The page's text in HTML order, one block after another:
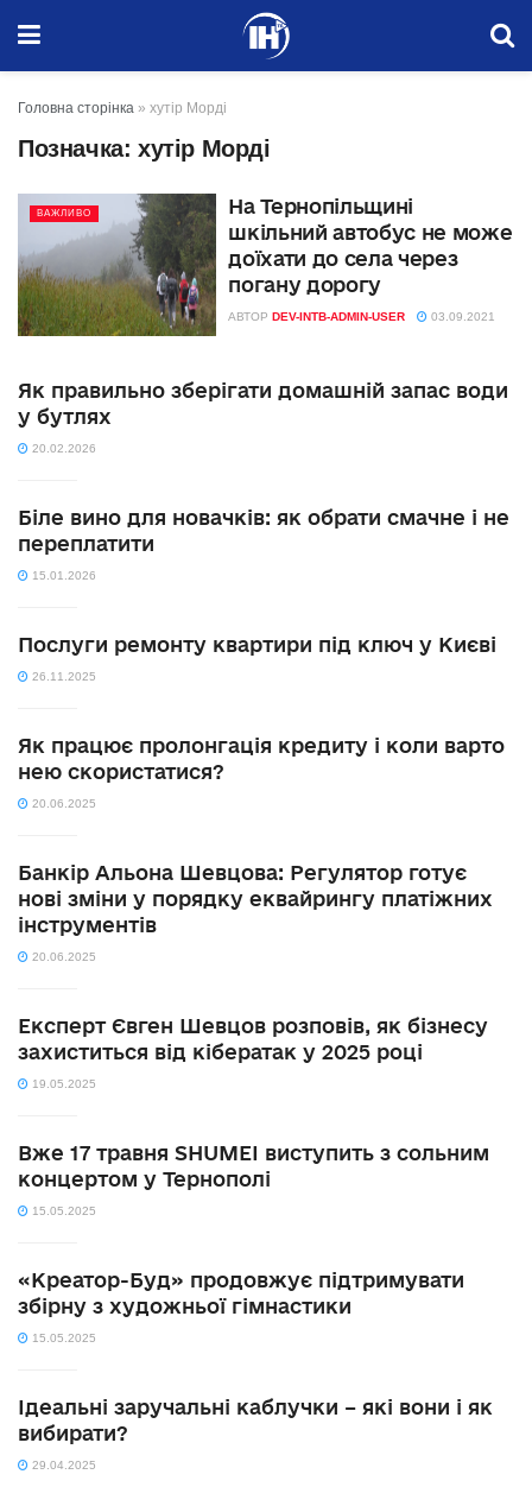
Головна сторінка » хутір Морді
Позначка: хутір Морді
ВАЖЛИВО
На Тернопільщині
шкільний автобус не може
доїхати до села через
погану дорогу
АВТОР DEV-INTB-ADMIN-USER 03.09.2021
Як правильно зберігати домашній запас води
у бутлях
20.02.2026
Біле вино для новачків: як обрати смачне і не
переплатити
15.01.2026
Послуги ремонту квартири під ключ у Києві
26.11.2025
Як працює пролонгація кредиту і коли варто
нею скористатися?
20.06.2025
Банкір Альона Шевцова: Регулятор готує
нові зміни у порядку еквайрингу платіжних
інструментів
20.06.2025
Експерт Євген Шевцов розповів, як бізнесу
захиститься від кібератак у 2025 році
19.05.2025
Вже 17 травня SHUMEI виступить з сольним
концертом у Тернополі
15.05.2025
«Креатор-Буд» продовжує підтримувати
збірну з художньої гімнастики
15.05.2025
Ідеальні заручальні каблучки – які вони і як
вибирати?
29.04.2025